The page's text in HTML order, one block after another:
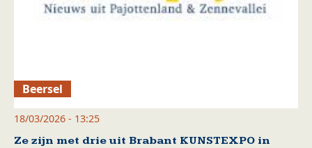
Beersel
18/03/2026 - 13:25
Ze zijn met drie uit Brabant KUNSTEXPO in